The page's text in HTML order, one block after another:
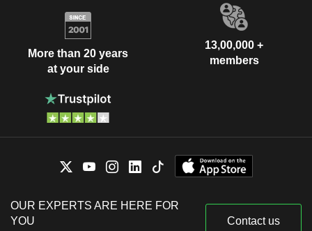
More than 20 years
at your side
13,00,000 +
members
OUR EXPERTS ARE HERE FOR
YOU
Contact us